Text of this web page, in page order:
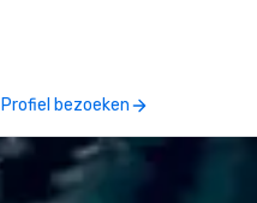
Restaurant Gordon Ramsay in
London, or the relaxed charm of
our Bread Street Kitchens, our
venues offer something for every
Profiel bezoeken